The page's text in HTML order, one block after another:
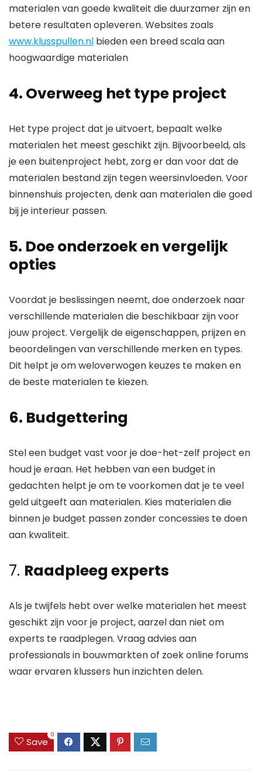
materialen van goede kwaliteit die duurzamer zijn en
betere resultaten opleveren. Websites zoals
www.klusspullen.nl bieden een breed scala aan
hoogwaardige materialen
4. Overweeg het type project
Het type project dat je uitvoert, bepaalt welke
materialen het meest geschikt zijn. Bijvoorbeeld, als
je een buitenproject hebt, zorg er dan voor dat de
materialen bestand zijn tegen weersinvloeden. Voor
binnenshuis projecten, denk aan materialen die goed
bij je interieur passen.
5. Doe onderzoek en vergelijk
opties
Voordat je beslissingen neemt, doe onderzoek naar
verschillende materialen die beschikbaar zijn voor
jouw project. Vergelijk de eigenschappen, prijzen en
beoordelingen van verschillende merken en types.
Dit helpt je om weloverwogen keuzes te maken en
de beste materialen te kiezen.
6. Budgettering
Stel een budget vast voor je doe-het-zelf project en
houd je eraan. Het hebben van een budget in
gedachten helpt je om te voorkomen dat je te veel
geld uitgeeft aan materialen. Kies materialen die
binnen je budget passen zonder concessies te doen
aan kwaliteit.
7. Raadpleeg experts
Als je twijfels hebt over welke materialen het meest
geschikt zijn voor je project, aarzel dan niet om
experts te raadplegen. Vraag advies aan
professionals in bouwmarkten of zoek online forums
waar ervaren klussers hun inzichten delen.
Save
0